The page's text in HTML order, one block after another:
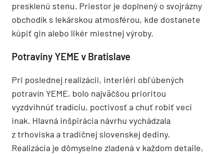
presklenú stenu. Priestor je doplnený o svojrázny
obchodík s lekárskou atmosférou, kde dostanete
kúpiť gin alebo likér miestnej výroby.
Potraviny YEME v Bratislave
Pri poslednej realizácii, interiéri obľúbených
potravín YEME, bolo najväčšou prioritou
vyzdvihnúť tradíciu, poctivosť a chuť robiť veci
inak. Hlavná inšpirácia návrhu vychádzala
z trhoviska a tradičnej slovenskej dediny.
Realizácia je dômyselne zladená v každom detaile,